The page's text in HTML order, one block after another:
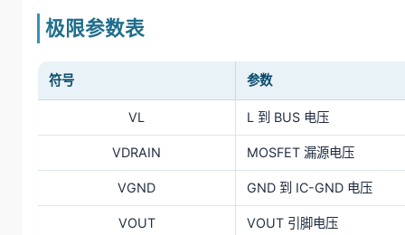
极限参数表
符号 参数
VL L 到 BUS 电压
VDRAIN MOSFET 漏源电压
VGND GND 到 IC-GND 电压
VOUT VOUT 引脚电压